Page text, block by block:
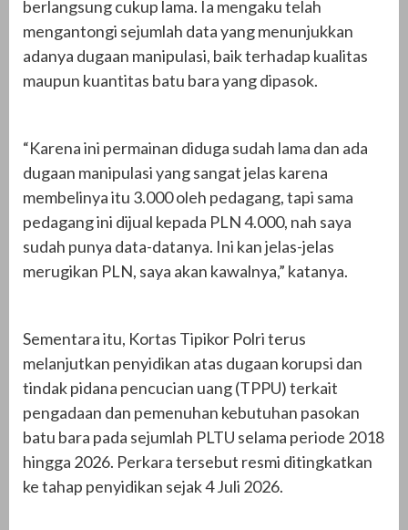
berlangsung cukup lama. Ia mengaku telah
mengantongi sejumlah data yang menunjukkan
adanya dugaan manipulasi, baik terhadap kualitas
maupun kuantitas batu bara yang dipasok.
“Karena ini permainan diduga sudah lama dan ada
dugaan manipulasi yang sangat jelas karena
membelinya itu 3.000 oleh pedagang, tapi sama
pedagang ini dijual kepada PLN 4.000, nah saya
sudah punya data-datanya. Ini kan jelas-jelas
merugikan PLN, saya akan kawalnya,” katanya.
Sementara itu, Kortas Tipikor Polri terus
melanjutkan penyidikan atas dugaan korupsi dan
tindak pidana pencucian uang (TPPU) terkait
pengadaan dan pemenuhan kebutuhan pasokan
batu bara pada sejumlah PLTU selama periode 2018
hingga 2026. Perkara tersebut resmi ditingkatkan
ke tahap penyidikan sejak 4 Juli 2026.